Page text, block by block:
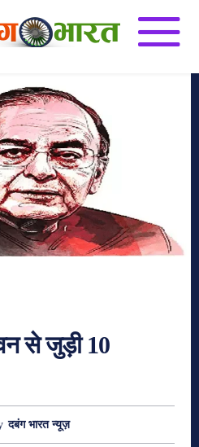
से जुड़ी 10
दबंग भारत न्यूज़